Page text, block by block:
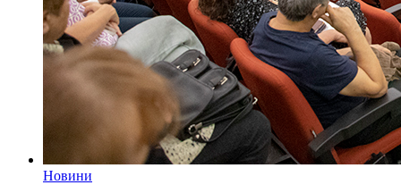
Новини